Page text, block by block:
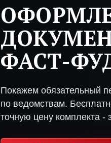
ФАСТ-
Покажем обязательный
по ведомствам.
точную цену комплекта -